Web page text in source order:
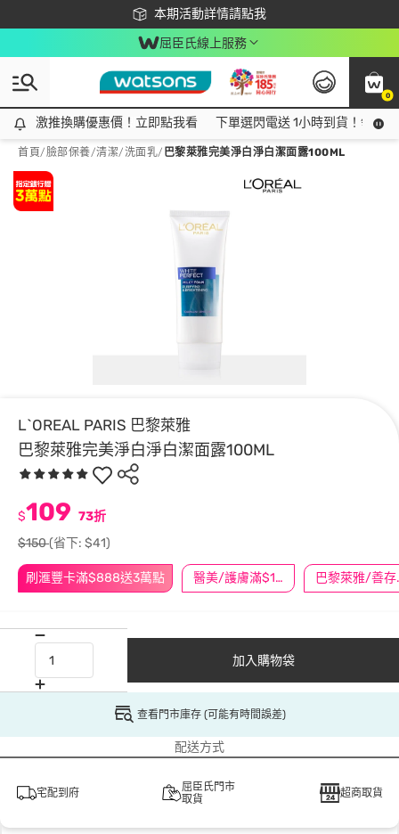
本期活動詳情請點我
下載app最高回饋$350
屈臣氏線上服務
0
激推換購優惠價！立即點我看
激推換購優惠價！立即點我看 下單選閃電送 1小時到貨！領神
首頁/臉部保養/清潔/洗面乳/ 巴黎萊雅完美淨白淨白潔面露100ML
L`OREAL PARIS 巴黎萊雅
巴黎萊雅完美淨白淨白潔面露100ML
刷滙豐卡滿$888送3萬點 醫美/護膚滿$1200送$200 巴黎萊
$109 73折
$150(省下: $41)
加入購物袋
查看門市庫存 (可能有時間誤差)
配送方式
宅配到府
屈臣氏門市
取貨
超商取貨